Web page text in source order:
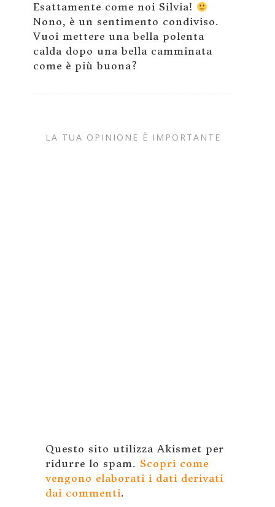
Esattamente come noi Silvia!
Nono, è un sentimento condiviso.
Vuoi mettere una bella polenta
calda dopo una bella camminata
come è più buona?
LA TUA OPINIONE È IMPORTANTE
Questo sito utilizza Akismet per
ridurre lo spam. Scopri come
vengono elaborati i dati derivati
dai commenti.